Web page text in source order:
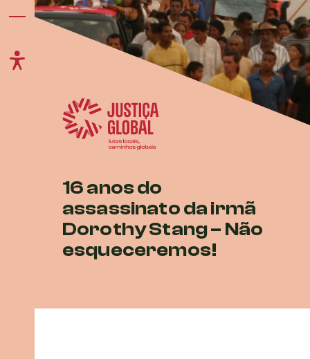
16 anos do
assassinato da irmã
Dorothy Stang – Não
esqueceremos!